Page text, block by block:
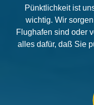
Pünktlichkeit ist
wichtig. Wir
Flughafen sind oder
alles dafür, daß Sie